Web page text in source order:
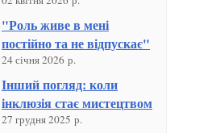
"Роль живе в мені
постійно та не відпускає"
24 січня 2026 р.
Інший погляд: коли
інклюзія стає мистецтвом
27 грудня 2025 р.